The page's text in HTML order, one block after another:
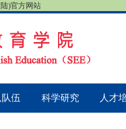
)官方网站
队伍 科学研究 人才